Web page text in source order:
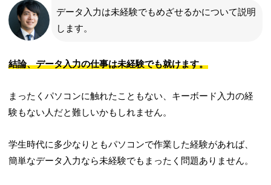
データ入力は未経験でもめざせるかについて説明
します。
結論、データ入力の仕事は未経験でも就けます。
まったくパソコンに触れたこともない、キーボード入力の経
験もない人だと難しいかもしれません。
学生時代に多少なりともパソコンで作業した経験があれば、
簡単なデータ入力なら未経験でもまったく問題ありません。